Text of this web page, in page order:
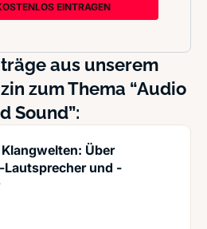
EINTRAGEN
aus unserem
zum Thema “Audio
Sound”:
Über
und -